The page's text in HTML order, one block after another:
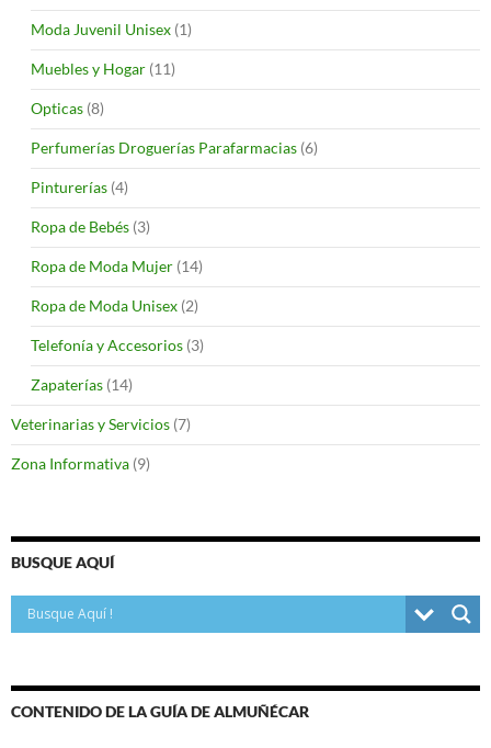
Moda Juvenil Unisex (1)
Muebles y Hogar (11)
Opticas (8)
Perfumerías Droguerías Parafarmacias (6)
Pinturerías (4)
Ropa de Bebés (3)
Ropa de Moda Mujer (14)
Ropa de Moda Unisex (2)
Telefonía y Accesorios (3)
Zapaterías (14)
Veterinarias y Servicios (7)
Zona Informativa (9)
BUSQUE AQUÍ
CONTENIDO DE LA GUÍA DE ALMUÑÉCAR